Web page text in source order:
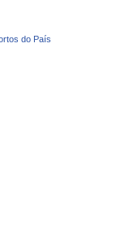
do País